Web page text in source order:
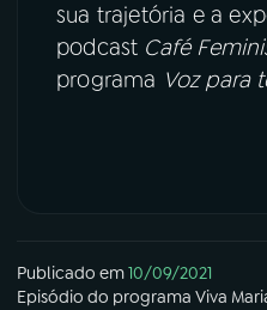
sua trajetória e a
podcast Café
programa Voz para
Publicado em10/09/2021
Episódio do programa Viva